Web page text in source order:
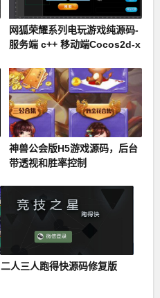
网狐荣耀系列电玩游戏纯源码-
服务端 c++ 移动端Cocos2d-x
神兽公会版H5游戏源码，后台
带透视和胜率控制
二人三人跑得快源码修复版